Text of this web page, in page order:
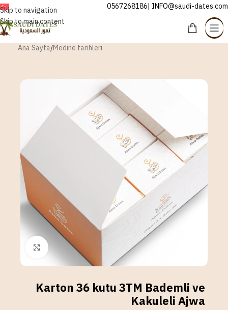
Skip to navigation
Skip to main content
TÜRKÇE 0567268186| INFO@saudi-dates.com
Ana Sayfa/Medine tarihleri
Click to enlarge
Karton 36 kutu 3TM Bademli ve
Kakuleli Ajwa